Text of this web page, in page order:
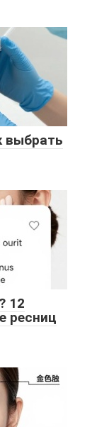
выбрать
12
ресниц